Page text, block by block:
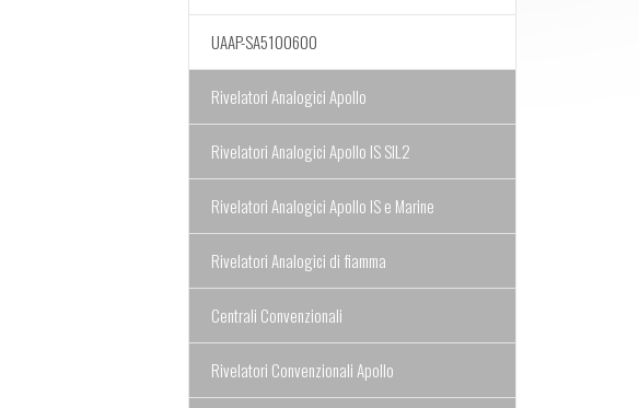
UAAP-SA5100600
Rivelatori Analogici Apollo
Rivelatori Analogici Apollo IS SIL2
Rivelatori Analogici Apollo IS e Marine
Rivelatori Analogici di fiamma
Centrali Convenzionali
Rivelatori Convenzionali Apollo